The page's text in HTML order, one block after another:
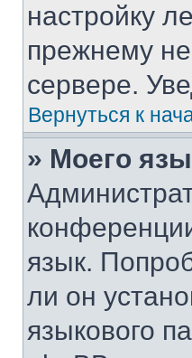
настройку
прежнему
сервере.
Вернуться к
» Моего
язык.
ли он
языкового